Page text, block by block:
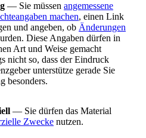
— Sie müssen angemessene
machen, einen Link
und angeben, ob Änderungen
Diese Angaben dürfen in
Art und Weise gemacht
nicht so, dass der Eindruck
unterstütze gerade Sie
besonders.
— Sie dürfen das Material
Zwecke nutzen.